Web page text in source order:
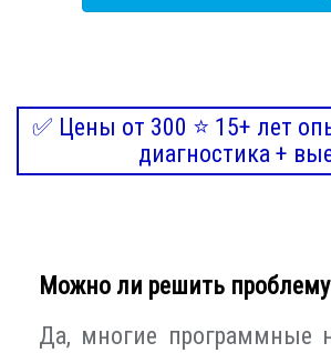
✅ Цены от 300 ⭐ 15+ лет
диагностика +
Можно ли решить проблему
Да, многие программные